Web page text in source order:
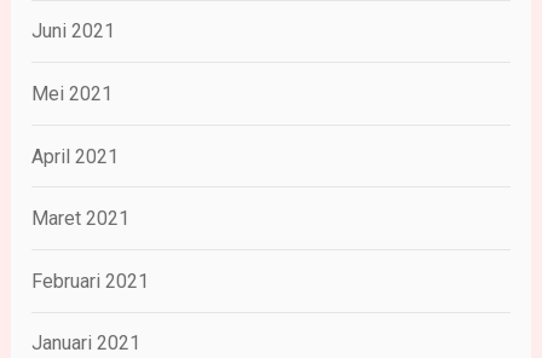
Juni 2021
Mei 2021
April 2021
Maret 2021
Februari 2021
Januari 2021